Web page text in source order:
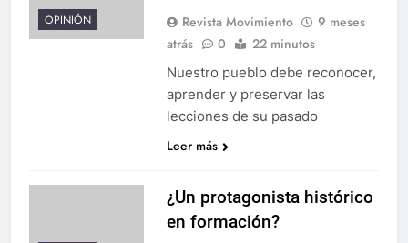
OPINIÓN Revista Movimiento
9 meses
atrás
0 22 minutos
Nuestro pueblo debe reconocer,
aprender y preservar las
lecciones de su pasado
Leer más
¿Un protagonista histórico
en formación?